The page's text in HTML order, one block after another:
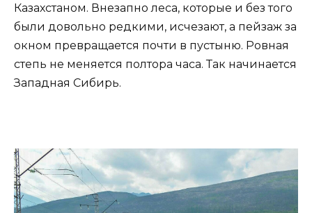
Казахстаном. Внезапно леса, которые и без того
были довольно редкими, исчезают, а пейзаж за
окном превращается почти в пустыню. Ровная
степь не меняется полтора часа. Так начинается
Западная Сибирь.